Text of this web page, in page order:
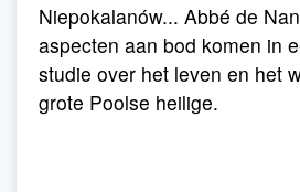
Niepokalanów... Abbé de
aspecten aan bod komen in
studie over het leven en het
grote Poolse heilige.